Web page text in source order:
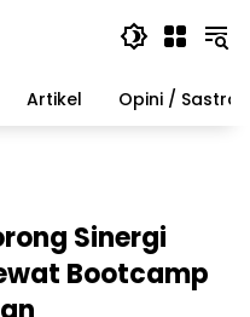
Artikel Opini / Sastra
Sinergi
Bootcamp